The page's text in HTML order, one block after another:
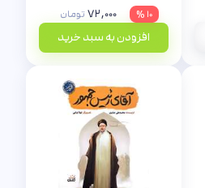
۱۰ %
۷۲,۰۰۰ تومان
افزودن به سبد خرید